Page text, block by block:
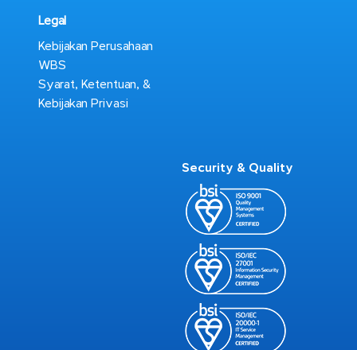
Legal
Kebijakan Perusahaan
WBS
Syarat, Ketentuan, &
Kebijakan Privasi
Security & Quality